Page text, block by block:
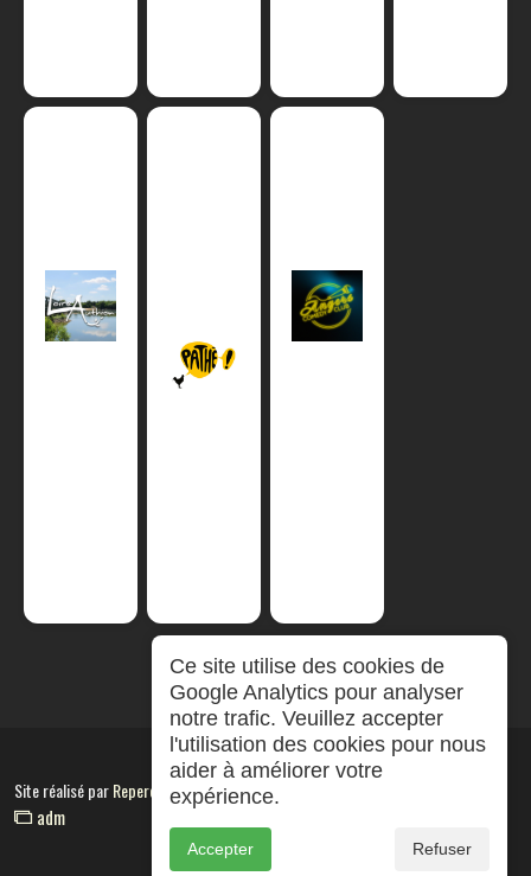
Site réalisé parRepereCom
adm
Ce site utilise des cookies de
Google Analytics pour analyser
notre trafic. Veuillez accepter
l'utilisation des cookies pour nous
aider à améliorer votre
expérience.
Accepter Refuser